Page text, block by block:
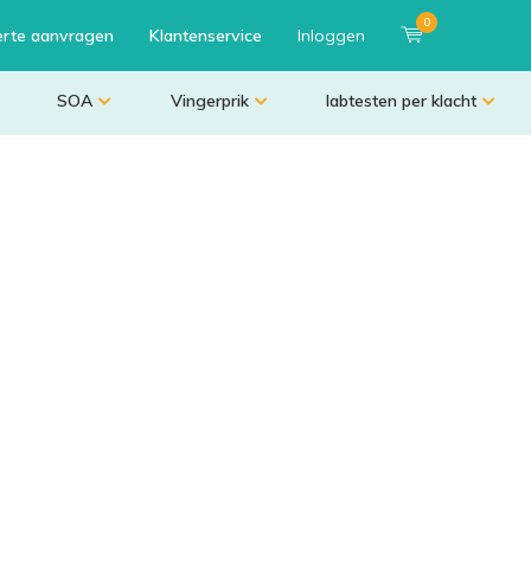
aanvragen Klantenservice Inloggen
0
SOA Vingerprik labtesten per klacht